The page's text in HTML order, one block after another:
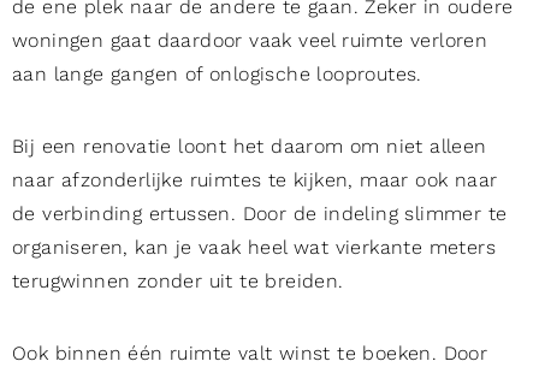
de ene plek naar de andere te gaan. Zeker in oudere
woningen gaat daardoor vaak veel ruimte verloren
aan lange gangen of onlogische looproutes.
Bij een renovatie loont het daarom om niet alleen
naar afzonderlijke ruimtes te kijken, maar ook naar
de verbinding ertussen. Door de indeling slimmer te
organiseren, kan je vaak heel wat vierkante meters
terugwinnen zonder uit te breiden.
Ook binnen één ruimte valt winst te boeken. Door